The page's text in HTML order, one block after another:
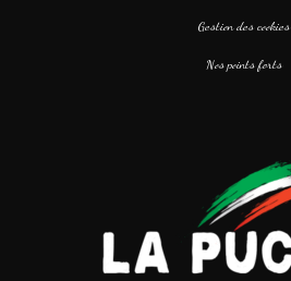
Gestion des cookies
Nos points forts